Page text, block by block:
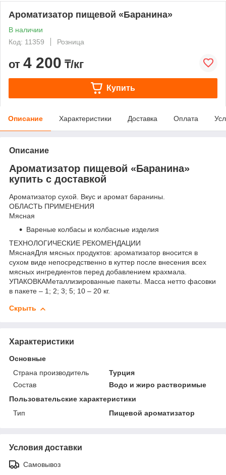
Ароматизатор пищевой «Баранина»
В наличии
Код: 11359
Розница
от 4 200 ₸/кг
Купить
Описание Характеристики Доставка Оплата
Описание
Ароматизатор пищевой «Баранина»
купить с доставкой
Ароматизатор сухой. Вкус и аромат баранины.
ОБЛАСТЬ ПРИМЕНЕНИЯ
Мясная
Вареные колбасы и колбасные изделия
ТЕХНОЛОГИЧЕСКИЕ РЕКОМЕНДАЦИИ
МяснаяДля мясных продуктов: ароматизатор вносится в
сухом виде непосредственно в куттер после внесения всех
мясных ингредиентов перед добавлением крахмала.
УПАКОВКАМеталлизированные пакеты. Масса нетто фасовки
в пакете – 1; 2; 3; 5; 10 – 20 кг.
Скрыть
Характеристики
Основные
Страна производитель
Турция
Состав
Водо и жиро растворимые
Пользовательские характеристики
Тип
Пищевой ароматизатор
Условия доставки
Самовывоз